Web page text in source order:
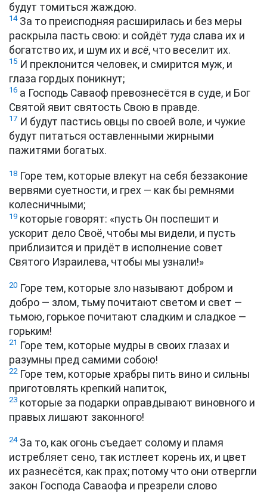
будут томиться жаждою.
14За то преисподняя расширилась и без меры
раскрыла пасть свою: и сойдёт туда слава их и
богатство их, и шум их и всё, что веселит их.
15 И преклонится человек, и смирится муж, и
глаза гордых поникнут;
16 а Господь Саваоф превознесётся в суде, и Бог
Святой явит святость Свою в правде.
17 И будут пастись овцы по своей воле, и чужие
будут питаться оставленными жирными
пажитями богатых.
18 Горе тем, которые влекут на себя беззаконие
вервями суетности, и грех — как бы ремнями
колесничными;
19 которые говорят: «пусть Он поспешит и
ускорит дело Своё, чтобы мы видели, и пусть
приблизится и придёт в исполнение совет
Святого Израилева, чтобы мы узнали!»
20 Горе тем, которые зло называют добром и
добро — злом, тьму почитают светом и свет —
тьмою, горькое почитают сладким и сладкое —
горьким!
21 Горе тем, которые мудры в своих глазах и
разумны пред самими собою!
22Горе тем, которые храбры пить вино и сильны
приготовлять крепкий напиток,
23 которые за подарки оправдывают виновного и
правых лишают законного!
24За то, как огонь съедает солому и пламя
истребляет сено, так истлеет корень их, и цвет
их разнесётся, как прах; потому что они отвергли
закон Господа Саваофа и презрели слово